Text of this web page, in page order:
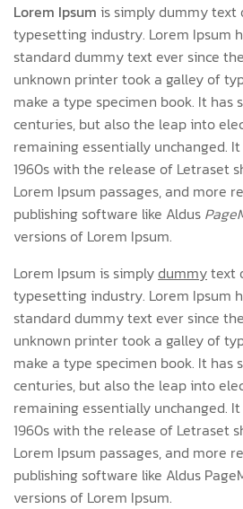
Lorem Ipsum is simply dummy
typesetting industry. Lorem Ipsum
standard dummy text ever since
unknown printer took a galley of
make a type specimen book. It has
centuries, but also the leap into
remaining essentially unchanged.
1960s with the release of Letraset
Lorem Ipsum passages, and more
publishing software like Aldus
versions of Lorem Ipsum.
Lorem Ipsum is simplydummytext
typesetting industry. Lorem Ipsum
standard dummy text ever since
unknown printer took a galley of
make a type specimen book. It has
centuries, but also the leap into
remaining essentially unchanged.
1960s with the release of Letraset
Lorem Ipsum passages, and more
publishing software like Aldus
versions of Lorem Ipsum.